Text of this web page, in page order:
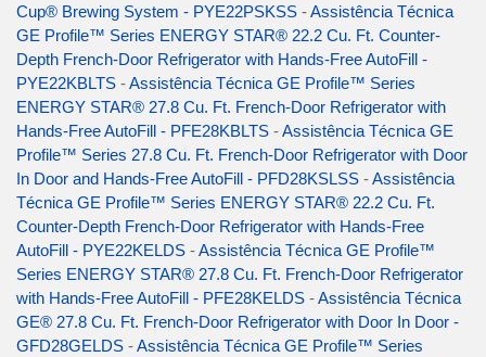
Cup® Brewing System - PYE22PSKSS -Assistência Técnica
GE Profile™ Series ENERGY STAR® 22.2 Cu. Ft. Counter-
Depth French-Door Refrigerator with Hands-Free AutoFill -
PYE22KBLTS -Assistência Técnica GE Profile™ Series
ENERGY STAR® 27.8 Cu. Ft. French-Door Refrigerator with
Hands-Free AutoFill - PFE28KBLTS -Assistência Técnica GE
Profile™ Series 27.8 Cu. Ft. French-Door Refrigerator with Door
In Door and Hands-Free AutoFill - PFD28KSLSS -Assistência
Técnica GE Profile™ Series ENERGY STAR® 22.2 Cu. Ft.
Counter-Depth French-Door Refrigerator with Hands-Free
AutoFill - PYE22KELDS -Assistência Técnica GE Profile™
Series ENERGY STAR® 27.8 Cu. Ft. French-Door Refrigerator
with Hands-Free AutoFill - PFE28KELDS -Assistência Técnica
GE® 27.8 Cu. Ft. French-Door Refrigerator with Door In Door -
GFD28GELDS -Assistência Técnica GE Profile™ Series